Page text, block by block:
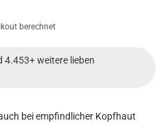
berechnet
4.453+ weitere lieben
bei empfindlicher Kopfhaut